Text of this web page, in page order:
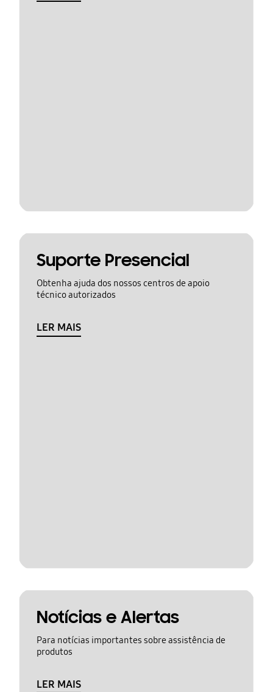
Suporte Presencial
Obtenha ajuda dos nossos centros de apoio
técnico autorizados
LER MAIS
Notícias e Alertas
Para notícias importantes sobre assistência de
produtos
LER MAIS